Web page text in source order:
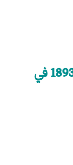
مقالات «تأسيسات سنة 1893 في